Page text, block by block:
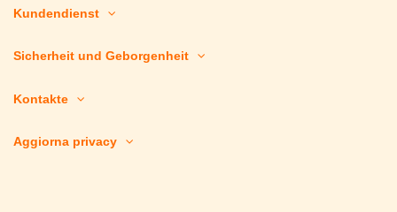
Kundendienst
Sicherheit und Geborgenheit
Kontakte
Aggiorna privacy